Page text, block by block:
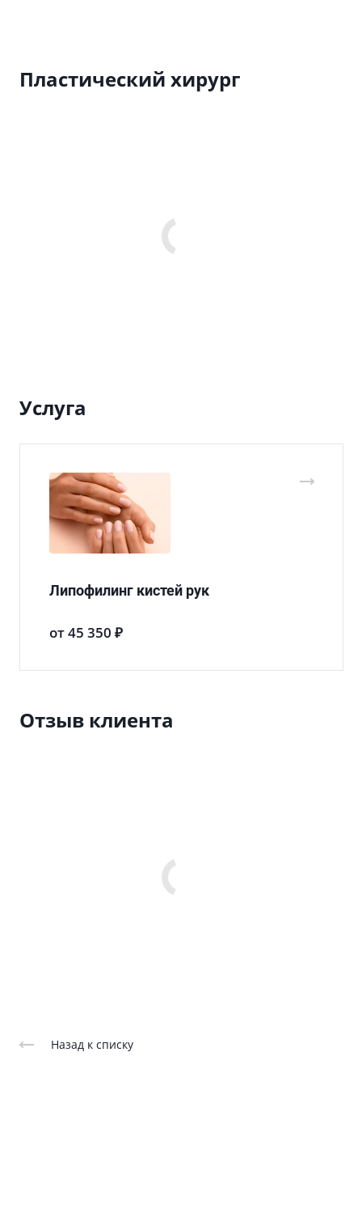
Пластический хирург
Услуга
Липофилинг кистей рук
от 45 350 ₽
Отзыв клиента
Назад к списку